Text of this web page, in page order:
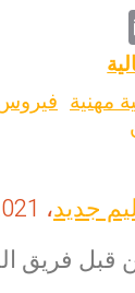
m
aiمهنية
جديد، 2021
فريق